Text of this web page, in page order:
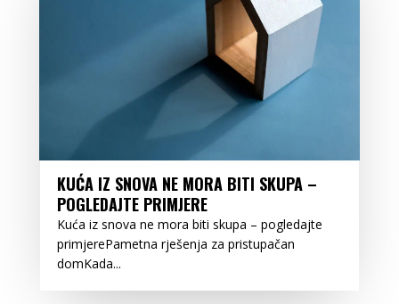
KUĆA IZ SNOVA NE MORA BITI SKUPA –
POGLEDAJTE PRIMJERE
Kuća iz snova ne mora biti skupa – pogledajte
primjerePametna rješenja za pristupačan
domKada...